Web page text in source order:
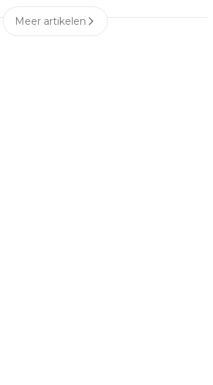
Meer artikelen